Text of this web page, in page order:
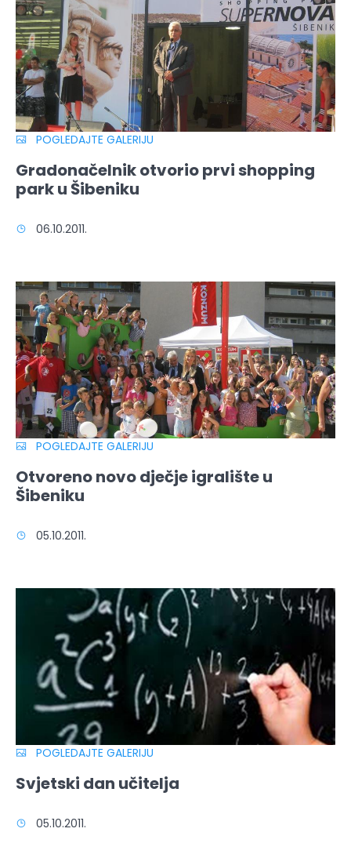
POGLEDAJTE GALERIJU
Gradonačelnik otvorio prvi shopping
park u Šibeniku
06.10.2011.
POGLEDAJTE GALERIJU
Otvoreno novo dječje igralište u
Šibeniku
05.10.2011.
POGLEDAJTE GALERIJU
Svjetski dan učitelja
05.10.2011.